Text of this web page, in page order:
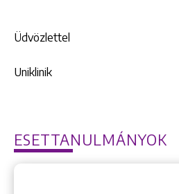
Üdvözlettel
Uniklinik
ESETTANULMÁNYOK